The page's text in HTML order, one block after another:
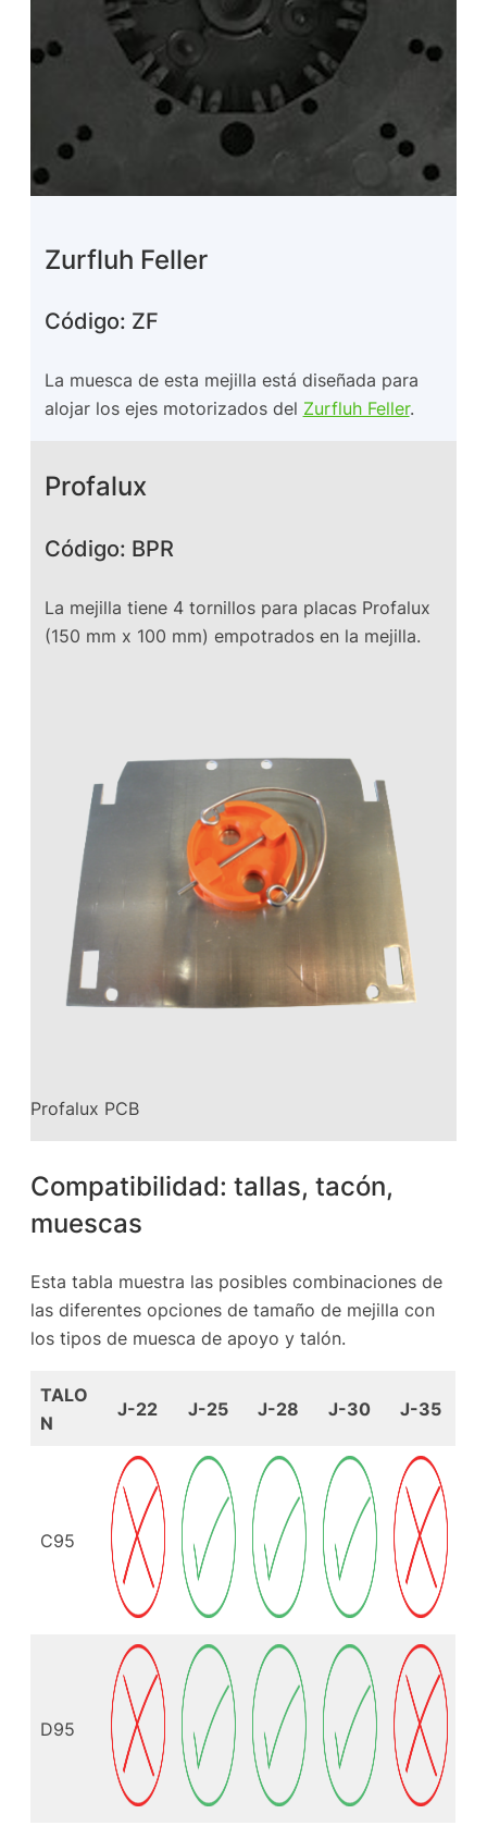
Zurfluh Feller
Código: ZF
La muesca de esta mejilla está diseñada para
alojar los ejes motorizados del Zurfluh Feller.
Profalux
Código: BPR
La mejilla tiene 4 tornillos para placas Profalux
(150 mm x 100 mm) empotrados en la mejilla.
Profalux PCB
Compatibilidad: tallas, tacón,
muescas
Esta tabla muestra las posibles combinaciones de
las diferentes opciones de tamaño de mejilla con
los tipos de muesca de apoyo y talón.
TALO
N
J-22 J-25 J-28 J-30 J-35
C95
D95